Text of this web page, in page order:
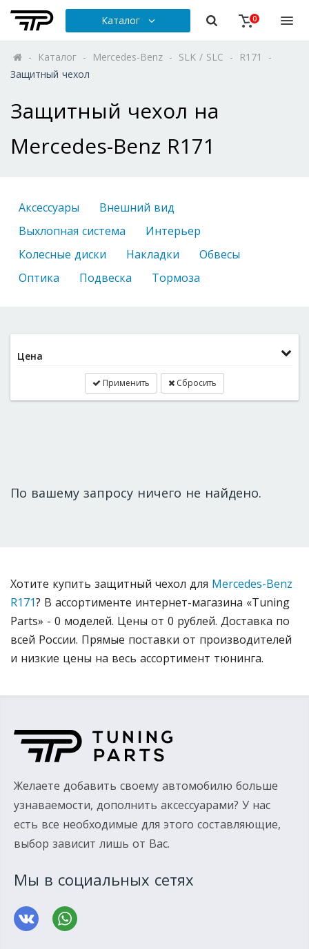
Каталог 0
- Каталог - Mercedes-Benz - SLK / SLC - R171
-
Защитный чехол
Защитный чехол на
Mercedes-Benz R171
Аксессуары
Внешний вид
Выхлопная система
Интерьер
Колесные диски
Накладки
Обвесы
Оптика
Подвеска Тормоза
Цена
Применить Сбросить
По вашему запросу ничего не найдено.
Хотите купить защитный чехол для Mercedes-Benz
R171? В ассортименте интернет-магазина «Tuning
Parts» - 0 моделей. Цены от 0 рублей. Доставка по
всей России. Прямые поставки от производителей
и низкие цены на весь ассортимент тюнинга.
Желаете добавить своему автомобилю больше
узнаваемости, дополнить аксессуарами? У нас
есть все необходимые для этого составляющие,
выбор зависит лишь от Вас.
Мы в социальных сетях